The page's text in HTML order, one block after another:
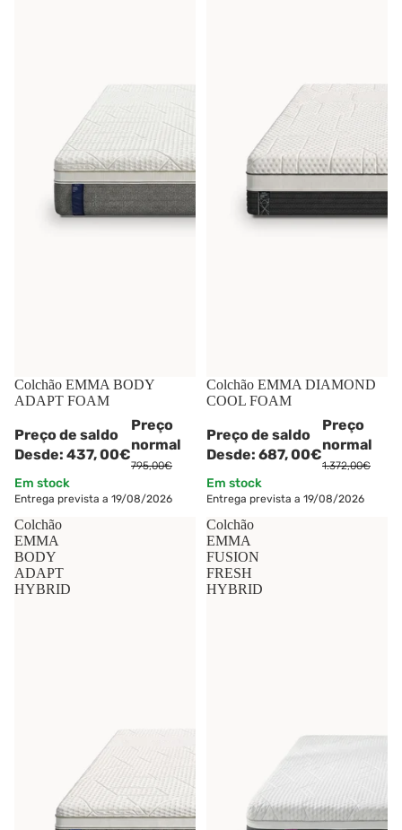
-45%
Colchão EMMA BODY
ADAPT FOAM
Preço de saldo
Desde: 437,00€
Preço
normal
795,00€
Em stock
Entrega prevista a 19/08/2026
-50%
Colchão EMMA DIAMOND
COOL FOAM
Preço de saldo
Desde: 687,00€
Preço
normal
1.372,00€
Em stock
Entrega prevista a 19/08/2026
Colchão
EMMA
BODY
ADAPT
HYBRID
Colchão
EMMA
FUSION
FRESH
HYBRID